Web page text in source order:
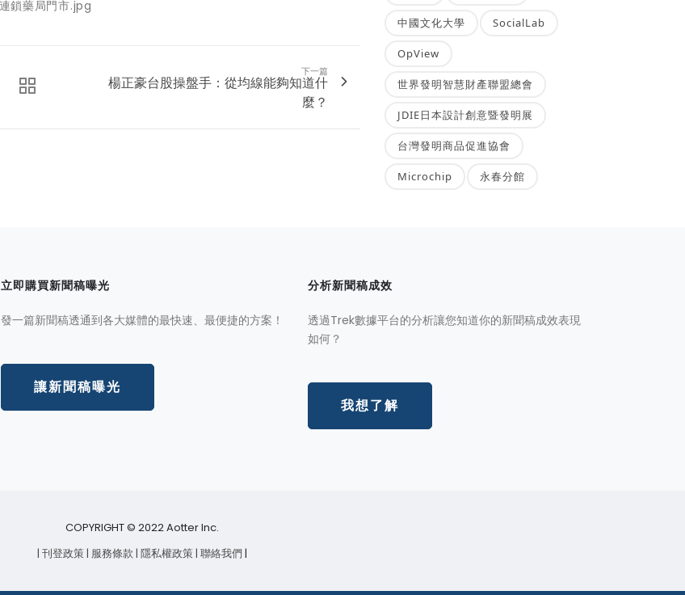
下一篇
楊正豪台股操盤手：從均線能夠知道什
麼？
中國文化大學 SocialLab
OpView
世界發明智慧財產聯盟總會
JDIE日本設計創意暨發明展
台灣發明商品促進協會
Microchip 永春分館
立即購買新聞稿曝光
發一篇新聞稿透通到各大媒體的最快速、最便捷的方案！
讓新聞稿曝光
分析新聞稿成效
透過Trek數據平台的分析讓您知道你的新聞稿成效表現
如何？
我想了解
COPYRIGHT © 2022 Aotter Inc.
| 刊登政策| 服務條款| 隱私權政策| 聯絡我們 |